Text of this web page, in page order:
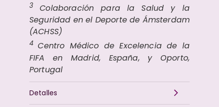
3 Colaboración para la Salud y la
Seguridad en el Deporte de Ámsterdam
(ACHSS)
4 Centro Médico de Excelencia de la
FIFA en Madrid, España, y Oporto,
Portugal
Detalles